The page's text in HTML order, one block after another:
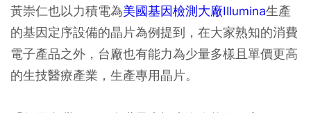
黃崇仁也以力積電為美國基因檢測大廠Illumina生產
的基因定序設備的晶片為例提到，在大家熟知的消費
電子產品之外，台廠也有能力為少量多樣且單價更高
的生技醫療產業，生產專用晶片。